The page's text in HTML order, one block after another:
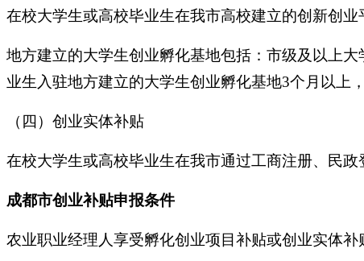
在校大学生或高校毕业生在我市高校建立的创新创
地方建立的大学生创业孵化基地包括：市级及以上
业生入驻地方建立的大学生创业孵化基地3个月以上
（四）创业实体补贴
在校大学生或高校毕业生在我市通过工商注册、民
成都市创业补贴申报条件
农业职业经理人享受孵化创业项目补贴或创业实体补